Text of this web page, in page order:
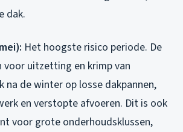
dak.
Het hoogste risico periode. De
voor uitzetting en krimp van
na de winter op losse dakpannen,
en verstopte afvoeren. Dit is ook
voor grote onderhoudsklussen,